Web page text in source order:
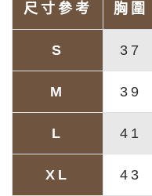
尺寸參考 胸圍
S 37
M 39
L 41
XL 43